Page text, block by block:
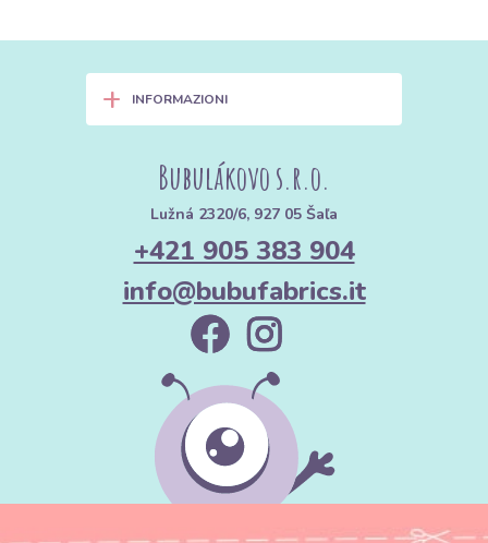
+ INFORMAZIONI
Bubulákovo s.r.o.
Lužná 2320/6, 927 05 Šaľa
+421 905 383 904
info@bubufabrics.it